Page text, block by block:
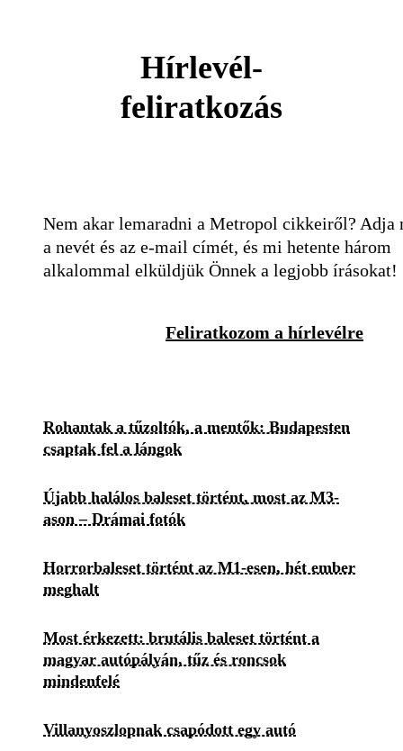
Hírlevél-
feliratkozás
Nem akar lemaradni a Metropol cikkeiről? Adja
a nevét és az e-mail címét, és mi hetente három
alkalommal elküldjük Önnek a legjobb írásokat!
Feliratkozom a hírlevélre
Rohantak a tűzoltók, a mentők: Budapesten
csaptak fel a lángok
Újabb halálos baleset történt, most az M3-
ason – Drámai fotók
Horrorbaleset történt az M1-esen, hét ember
meghalt
Most érkezett: brutális baleset történt a
magyar autópályán, tűz és roncsok
mindenfelé
Villanyoszlopnak csapódott egy autó